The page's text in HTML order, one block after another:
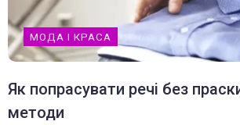
МОДА І КРАСА
Як попрасувати речі без
методи